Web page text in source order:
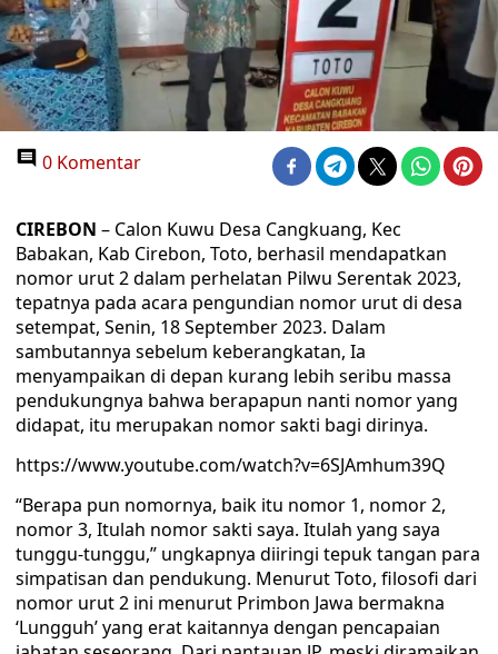
0 Komentar
CIREBON – Calon Kuwu Desa Cangkuang, Kec
Babakan, Kab Cirebon, Toto, berhasil mendapatkan
nomor urut 2 dalam perhelatan Pilwu Serentak 2023,
tepatnya pada acara pengundian nomor urut di desa
setempat, Senin, 18 September 2023. Dalam
sambutannya sebelum keberangkatan, Ia
menyampaikan di depan kurang lebih seribu massa
pendukungnya bahwa berapapun nanti nomor yang
didapat, itu merupakan nomor sakti bagi dirinya.
https://www.youtube.com/watch?v=6SJAmhum39Q
“Berapa pun nomornya, baik itu nomor 1, nomor 2,
nomor 3, Itulah nomor sakti saya. Itulah yang saya
tunggu-tunggu,” ungkapnya diiringi tepuk tangan para
simpatisan dan pendukung. Menurut Toto, filosofi dari
nomor urut 2 ini menurut Primbon Jawa bermakna
‘Lungguh’ yang erat kaitannya dengan pencapaian